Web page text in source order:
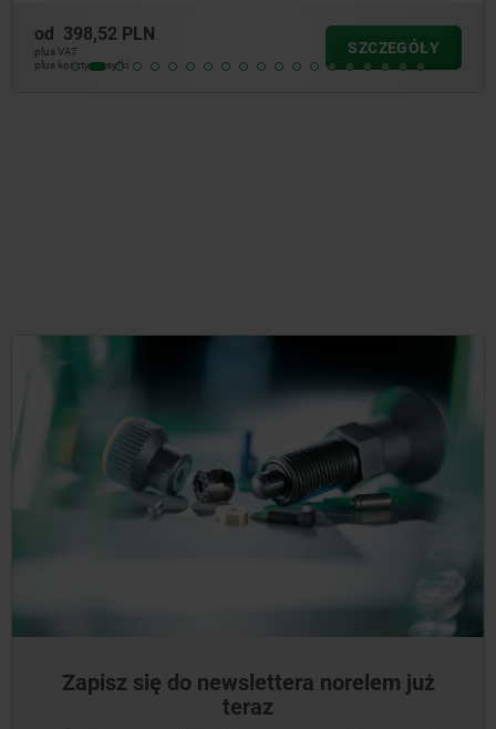
SZCZEGÓŁY
1 356,74 PLN
plus koszty wysyłki
Zapisz się do newslettera norelem już
teraz